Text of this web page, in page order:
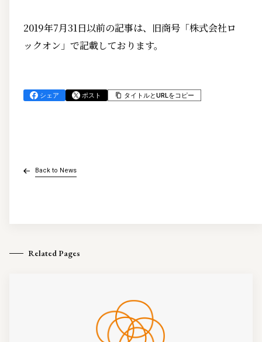
2019年7月31日以前の記事は、旧商号「株式会社ロ
ックオン」で記載しております。
シェア ポスト タイトルとURLをコピー
Back to News
Related Pages